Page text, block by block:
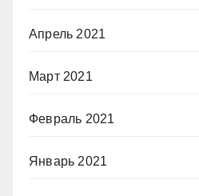
Апрель 2021
Март 2021
Февраль 2021
Январь 2021